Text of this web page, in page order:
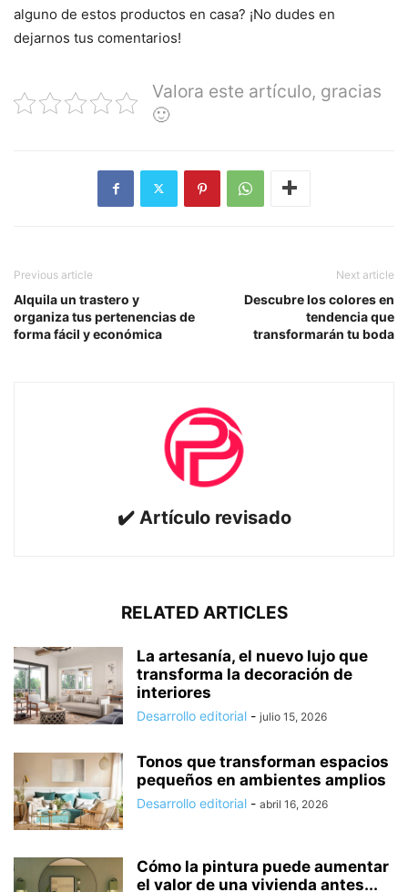
alguno de estos productos en casa? ¡No dudes en
dejarnos tus comentarios!
Valora este artículo, gracias
🙂
Previous article
Alquila un trastero y
organiza tus pertenencias de
forma fácil y económica
Next article
Descubre los colores en
tendencia que
transformarán tu boda
✔️ Artículo revisado
RELATED ARTICLES
La artesanía, el nuevo lujo que
transforma la decoración de
interiores
Desarrollo editorial - julio 15, 2026
Tonos que transforman espacios
pequeños en ambientes amplios
Desarrollo editorial - abril 16, 2026
Cómo la pintura puede aumentar
el valor de una vivienda antes...